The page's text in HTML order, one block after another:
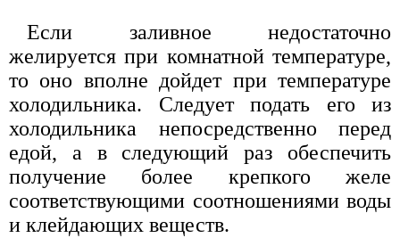
Если заливное недостаточно
желируется при комнатной температуре,
то оно вполне дойдет при температуре
холодильника. Следует подать его из
холодильника непосредственно перед
едой, а в следующий раз обеспечить
получение более крепкого желе
соответствующими соотношениями воды
и клейдающих веществ.